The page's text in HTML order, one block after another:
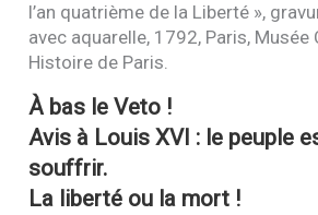
l’an quatrième de la Liberté »,
avec aquarelle, 1792, Paris, Musée
Histoire de Paris.
À bas le Veto !
Avis à LouisXVI : le peuple
souffrir.
La liberté ou la mort !